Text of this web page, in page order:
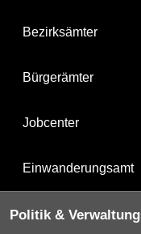
Bezirksämter
Bürgerämter
Jobcenter
Einwanderungsamt
Politik & Verwaltung